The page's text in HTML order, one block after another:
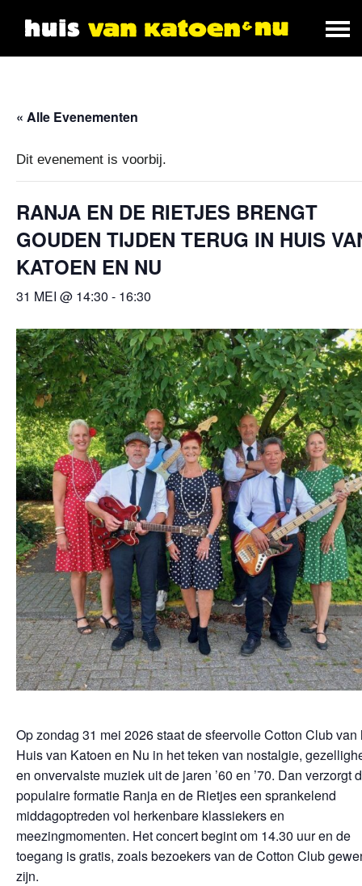
« Alle Evenementen
Dit evenement is voorbij.
RANJA EN DE RIETJES BRENGT
GOUDEN TIJDEN TERUG IN HUIS
KATOEN EN NU
31 MEI @ 14:30 - 16:30
Op zondag 31 mei 2026 staat de sfeervolle Cotton Club van
Huis van Katoen en Nu in het teken van nostalgie,
en onvervalste muziek uit de jaren ’60 en ’70. Dan verzorgt
populaire formatie Ranja en de Rietjes een sprankelend
middagoptreden vol herkenbare klassiekers en
meezingmomenten. Het concert begint om 14.30 uur en de
toegang is gratis, zoals bezoekers van de Cotton Club
zijn.